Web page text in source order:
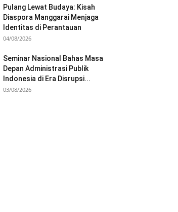
Pulang Lewat Budaya: Kisah
Diaspora Manggarai Menjaga
Identitas di Perantauan
04/08/2026
Seminar Nasional Bahas Masa
Depan Administrasi Publik
Indonesia di Era Disrupsi...
03/08/2026